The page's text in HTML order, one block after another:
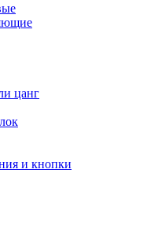
цанг
и кнопки